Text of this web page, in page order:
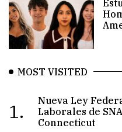
MOST VISITED
1.
Nueva Ley
Laborales de
Connecticut